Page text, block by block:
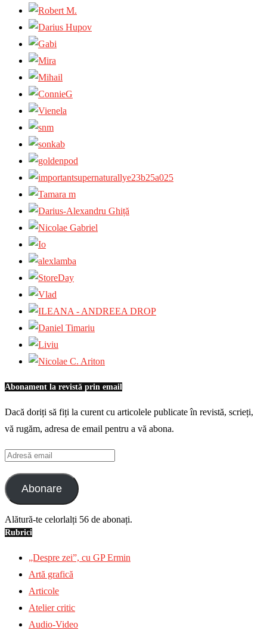
Abonament la revistă prin email
Dacă doriți să fiți la curent cu articolele publicate în revistă, scrieți,
vă rugăm, adresa de email pentru a vă abona.
Adresă
email
Abonare
Alătură-te celorlalți 56 de abonați.
Rubrici
„Despre zei”, cu GP Ermin
Artă grafică
Articole
Atelier critic
Audio-Video